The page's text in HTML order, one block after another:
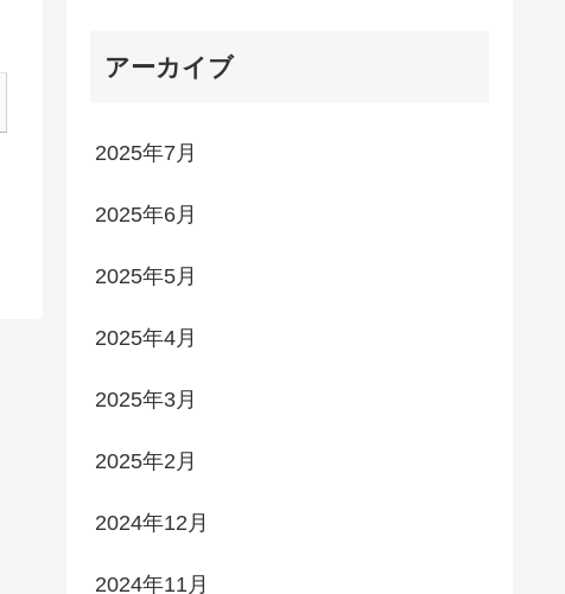
アーカイブ
2025年7月
2025年6月
2025年5月
2025年4月
2025年3月
2025年2月
2024年12月
2024年11月